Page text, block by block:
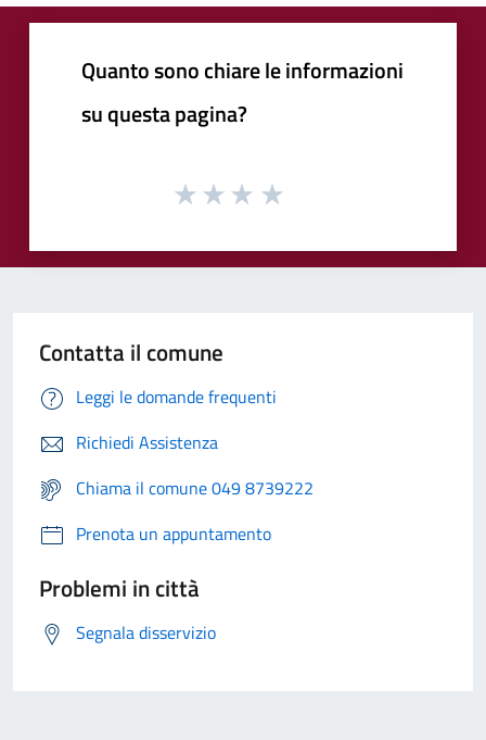
Quanto sono chiare le informazioni
su questa pagina?
Contatta il comune
Leggi le domande frequenti
Richiedi Assistenza
Chiama il comune 049 8739222
Prenota un appuntamento
Problemi in città
Segnala disservizio